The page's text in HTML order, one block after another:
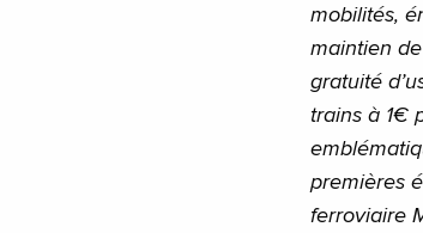
mobilités,
maintien
gratuité
trains à 1€
premières
ferroviaire